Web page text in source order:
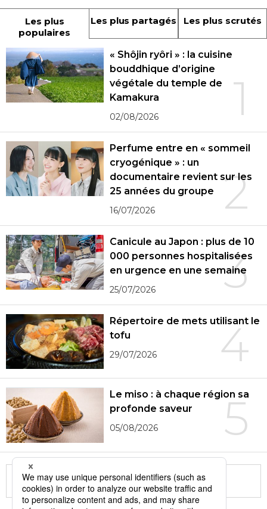
Les plus
populaires
Les plus partagés Les plus scrutés
1
« Shôjin ryôri » : la cuisine
bouddhique d’origine
végétale du temple de
Kamakura
02/08/2026
2
Perfume entre en « sommeil
cryogénique » : un
documentaire revient sur les
25 années du groupe
16/07/2026
3
Canicule au Japon : plus de 10
000 personnes hospitalisées
en urgence en une semaine
25/07/2026
4
Répertoire de mets utilisant le
tofu
29/07/2026
5
Le miso : à chaque région sa
profonde saveur
05/08/2026
More in this series